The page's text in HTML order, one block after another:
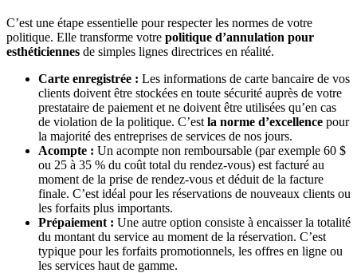
C’est une étape essentielle pour respecter les normes de votre
politique. Elle transforme votre politique d’annulation pour
esthéticiennes de simples lignes directrices en réalité.
Carte enregistrée : Les informations de carte bancaire de vos
clients doivent être stockées en toute sécurité auprès de votre
prestataire de paiement et ne doivent être utilisées qu’en cas
de violation de la politique. C’est la norme d’excellence pour
la majorité des entreprises de services de nos jours.
Acompte : Un acompte non remboursable (par exemple 60 $
ou 25 à 35 % du coût total du rendez-vous) est facturé au
moment de la prise de rendez-vous et déduit de la facture
finale. C’est idéal pour les réservations de nouveaux clients ou
les forfaits plus importants.
Prépaiement : Une autre option consiste à encaisser la totalité
du montant du service au moment de la réservation. C’est
typique pour les forfaits promotionnels, les offres en ligne ou
les services haut de gamme.